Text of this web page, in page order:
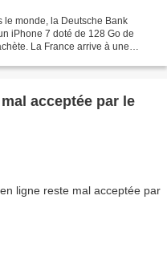
le monde, la Deutsche Bank
iPhone 7 doté de 128 Go de
La France arrive à une
acceptée par le